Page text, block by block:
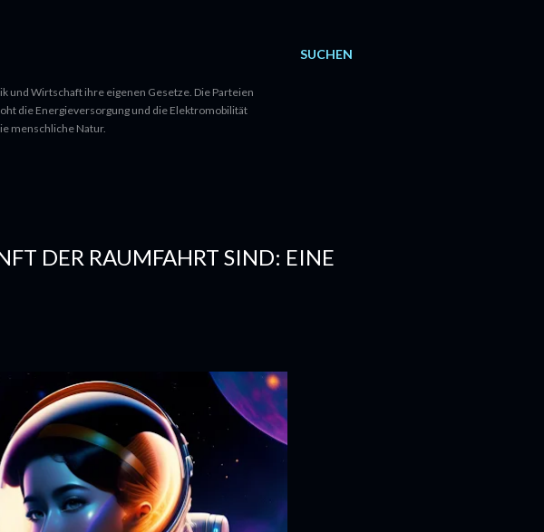
SUCHEN
und Wirtschaft ihre eigenen Gesetze. Die Parteien
die Energieversorgung und die Elektromobilität
menschliche Natur.
DER RAUMFAHRT SIND: EINE